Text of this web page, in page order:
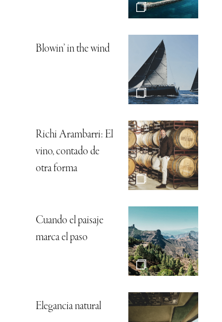
Blowin’ in the wind
Richi Arambarri: El
vino, contado de
otra forma
Cuando el paisaje
marca el paso
Elegancia natural